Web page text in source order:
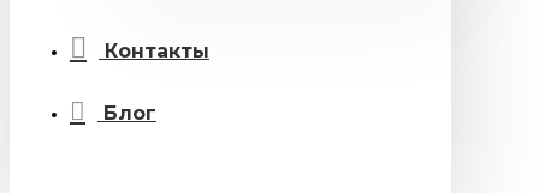
Контакты
Блог